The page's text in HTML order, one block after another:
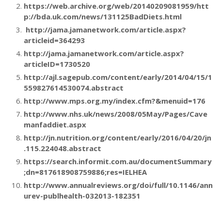
https://web.archive.org/web/20140209081959/htt
p://bda.uk.com/news/131125BadDiets.html
http://jama.jamanetwork.com/article.aspx?
articleid=364293
http://jama.jamanetwork.com/article.aspx?
articleID=1730520
http://ajl.sagepub.com/content/early/2014/04/15/1
559827614530074.abstract
http://www.mps.org.my/index.cfm?&menuid=176
http://www.nhs.uk/news/2008/05May/Pages/Cave
manfaddiet.aspx
http://jn.nutrition.org/content/early/2016/04/20/jn
.115.224048.abstract
https://search.informit.com.au/documentSummary
;dn=817618908759886;res=IELHEA
http://www.annualreviews.org/doi/full/10.1146/ann
urev-publhealth-032013-182351